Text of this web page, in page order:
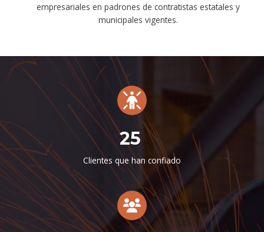
empresariales en padrones de contratistas estatales y
municipales vigentes.
25
Clientes que han confiado